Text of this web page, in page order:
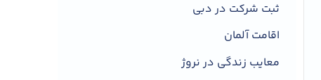
ثبت شرکت در دبی
اقامت آلمان
معایب زندگی در نروژ